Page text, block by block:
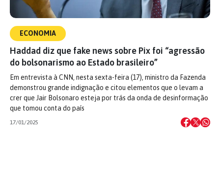
ECONOMIA
Haddad diz que fake news sobre Pix foi “agressão
do bolsonarismo ao Estado brasileiro”
Em entrevista à CNN, nesta sexta-feira (17), ministro da Fazenda
demonstrou grande indignação e citou elementos que o levam a
crer que Jair Bolsonaro esteja por trás da onda de desinformação
que tomou conta do país
17/01/2025